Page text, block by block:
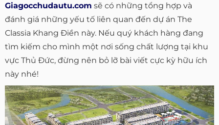
Giagocchudautu.com sẽ có những tổng hợp và
đánh giá những yếu tố liên quan đến dự án The
Classia Khang Điền này. Nếu quý khách hàng đang
tìm kiếm cho mình một nơi sống chất lượng tại khu
vực Thủ Đức, đừng nên bỏ lỡ bài viết cực kỳ hữu ích
này nhé!